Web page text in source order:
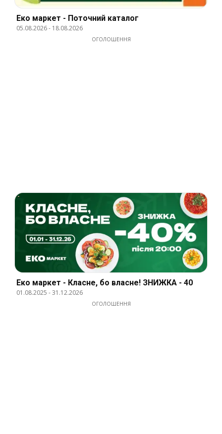
Еко маркет - Поточний каталог
05.08.2026- 18.08.2026
ОГОЛОШЕННЯ
Еко маркет - Класне, бо власне! ЗНИЖКА - 40
01.08.2025 -31.12.2026
ОГОЛОШЕННЯ